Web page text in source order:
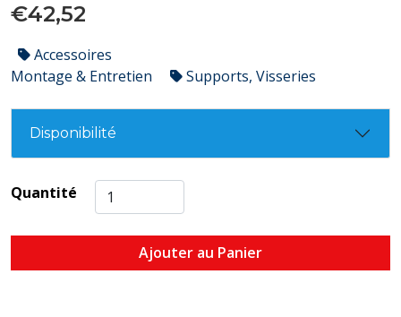
€42,52
Accessoires
Montage & Entretien
Supports, Visseries
Disponibilité
Quantité
Ajouter au Panier